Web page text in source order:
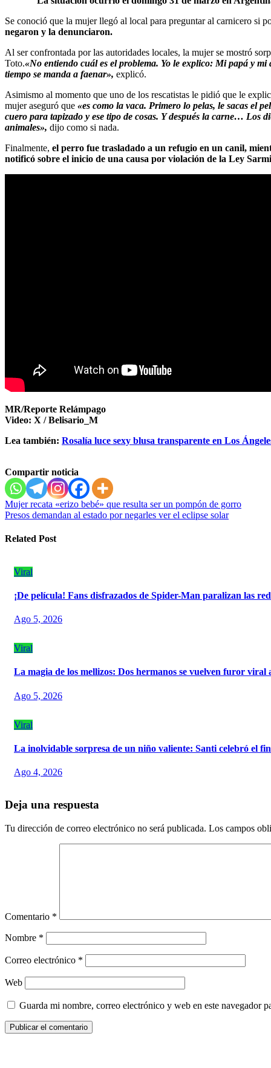
Se conoció que la mujer llegó al local para preguntar al carnicero si
negaron y la denunciaron.
Al ser confrontada por las autoridades locales, la mujer se mostró
Toto.«No entiendo cuál es el problema. Yo le explico: Mi papá y
tiempo se manda a faenar», explicó.
Asimismo al momento que uno de los rescatistas le pidió que le
mujer aseguró que «es como la vaca. Primero lo pelas, le sacas el
cuero para tapizado y ese tipo de cosas. Y después la carne… Los
animales», dijo como si nada.
Finalmente, el perro fue trasladado a un refugio en un canil,
notificó sobre el inicio de una causa por violación de la Ley
MR/Reporte Relámpago
Video: X / Belisario_M
Lea también: Rosalía luce sexy blusa transparente en Los
Compartir noticia
Navegación
de
entradas
Mujer recata «erizo bebé» que resulta ser un pompón de gorro
Presos demandan al estado por negarles ver el eclipse solar
Related Post
Viral
¡De película! Fans disfrazados de Spider-Man paralizan las
Ago 5, 2026
Viral
La magia de los mellizos: Dos hermanos se vuelven furor
Ago 5, 2026
Viral
La inolvidable sorpresa de un niño valiente: Santi celebró el
Ago 4, 2026
Deja una respuesta
Tu dirección de correo electrónico no será publicada. Los campos
Comentario *
Nombre *
Correo electrónico *
Web
Guarda mi nombre, correo electrónico y web en este navegador